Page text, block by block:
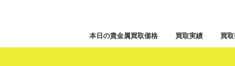
本日の貴金属買取価格 買取実績 買